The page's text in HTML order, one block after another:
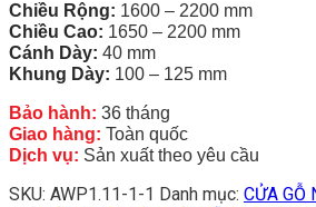
Chiều Rộng: 1600 – 2200 mm
Chiều Cao: 1650 – 2200 mm
Cánh Dày: 40 mm
Khung Dày: 100 – 125 mm
Bảo hành: 36 tháng
Giao hàng: Toàn quốc
Dịch vụ: Sản xuất theo yêu cầu
SKU: AWP1.11-1-1 Danh mục: CỬA GỖ